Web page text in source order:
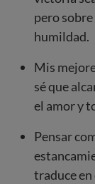
pero
humildad.
Mis
sé que
el amor y
Pensar
traduce en